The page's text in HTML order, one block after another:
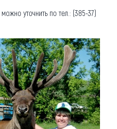
можно уточнить по тел.: (385-37)